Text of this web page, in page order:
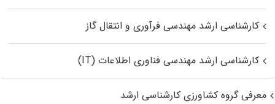
کارشناسی ارشد مهندسی فرآوری و انتقال گاز
کارشناسی ارشد مهندسی فناوری اطلاعات (IT)
معرفی گروه کشاورزی کارشناسی ارشد